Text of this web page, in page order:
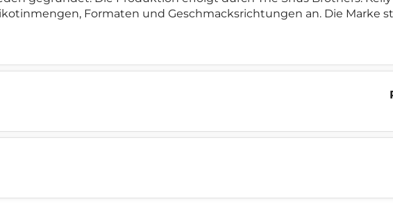
Formaten und Geschmacksrichtungen an. Die Marke